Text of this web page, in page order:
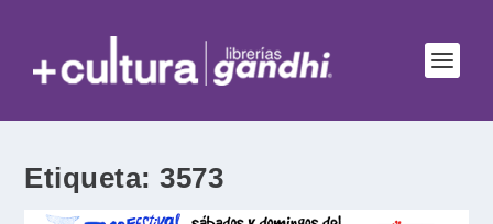
Etiqueta:3573